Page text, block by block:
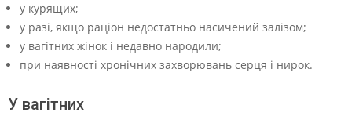
у курящих;
у разі, якщо раціон недостатньо насичений залізом;
у вагітних жінок і недавно народили;
при наявності хронічних захворювань серця і нирок.
У вагітних